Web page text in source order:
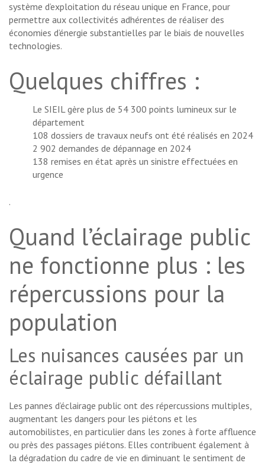
système d’exploitation du réseau unique en France, pour
permettre aux collectivités adhérentes de réaliser des
économies d’énergie substantielles par le biais de nouvelles
technologies.
Quelques chiffres :
Le SIEIL gère plus de 54 300 points lumineux sur le
département
108 dossiers de travaux neufs ont été réalisés en 2024
2 902 demandes de dépannage en 2024
138 remises en état après un sinistre effectuées en
urgence
.
Quand l’éclairage public
ne fonctionne plus : les
répercussions pour la
population
Les nuisances causées par un
éclairage public défaillant
Les pannes d’éclairage public ont des répercussions multiples,
augmentant les dangers pour les piétons et les
automobilistes, en particulier dans les zones à forte affluence
ou près des passages piétons. Elles contribuent également à
la dégradation du cadre de vie en diminuant le sentiment de